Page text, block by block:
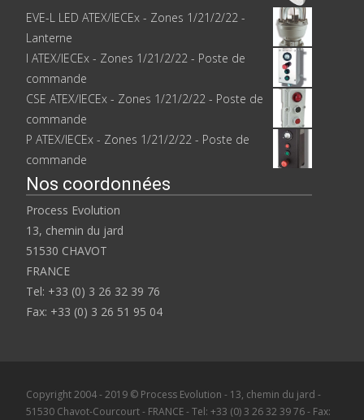
EVE-L LED ATEX/IECEx - Zones 1/21/2/22 -
Lanterne
I ATEX/IECEx - Zones 1/21/2/22 - Poste de
commande
CSE ATEX/IECEx - Zones 1/21/2/22 - Poste de
commande
P ATEX/IECEx - Zones 1/21/2/22 - Poste de
commande
Nos coordonnées
Process Evolution
13, chemin du jard
51530 CHAVOT
FRANCE
Tel: +33 (0) 3 26 32 39 76
Fax: +33 (0) 3 26 51 95 04
Copyright 2004 - 2019 © Process Evolution - 13, chemin du jard -
51530 Chavot-Courcourt - FRANCE - Tel: +33 (0) 3 26 32 39 76 - Fax: